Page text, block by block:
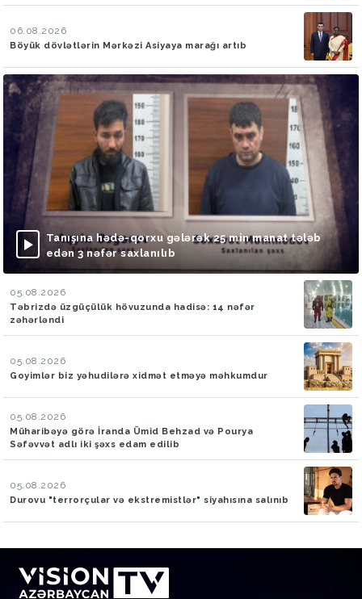
06.08.2026
Böyük dövlətlərin Mərkəzi Asiyaya marağı artıb
Tanışına hədə-qorxu gələrək 25 min manat tələb
edən 3 nəfər saxlanılıb
05.08.2026
Təbrizdə üzgüçülük hövuzunda hadisə: 14 nəfər
zəhərləndi
05.08.2026
Goyimlər biz yəhudilərə xidmət etməyə məhkumdur
05.08.2026
Müharibəyə görə İranda Ümid Behzad və Pourya
Səfəvvət adlı iki şəxs edam edilib
05.08.2026
Durovu "terrorçular və ekstremistlər" siyahısına salınıb